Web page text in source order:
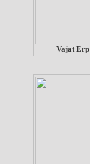
Vajat Erp